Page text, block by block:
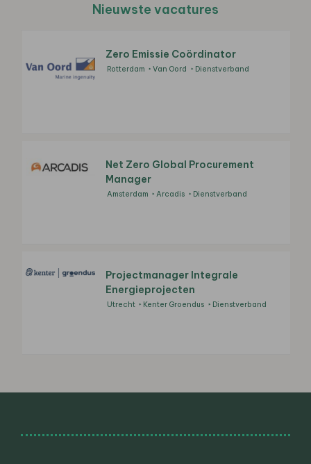
Nieuwste vacatures
Zero Emissie Coördinator
Rotterdam Van Oord Dienstverband
Net Zero Global Procurement
Manager
Amsterdam Arcadis Dienstverband
Projectmanager Integrale
Energieprojecten
Utrecht Kenter Groendus Dienstverband